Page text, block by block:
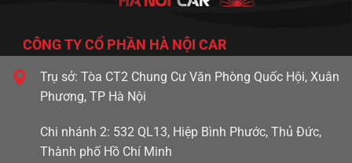
690 triệu
CÔNG TY CỔ PHẦN HÀ NỘI CAR
Trụ sở: Tòa CT2 Chung Cư Văn Phòng Quốc Hội, Xuân
Phương, TP Hà Nội
Chi nhánh 2: 532 QL13, Hiệp Bình Phước, Thủ Đức,
Thành phố Hồ Chí Minh